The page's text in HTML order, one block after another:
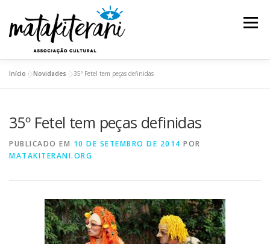
Menu
ESPETÁCULOS REDE DE SABEDORIA
Início »Novidades »35º Fetel tem peças definidas
35º Fetel tem peças definidas
PUBLICADO EM 10 DE SETEMBRO DE 2014 POR
MATAKITERANI.ORG